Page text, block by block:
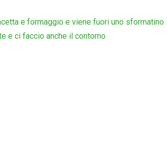
e formaggio e viene fuori uno sformatino
e ci faccio anche il contorno